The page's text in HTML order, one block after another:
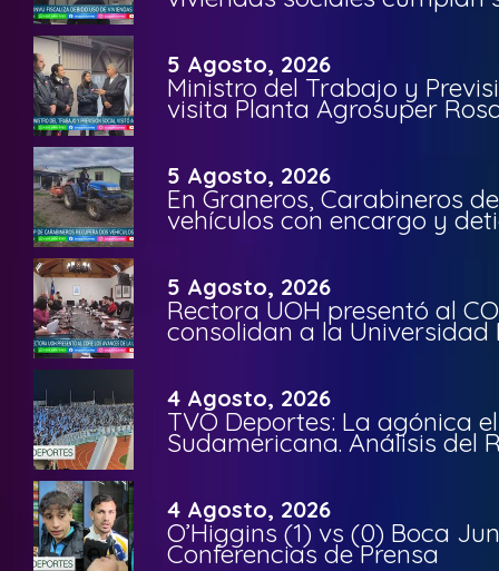
5 Agosto, 2026
Ministro del Trabajo y
visita Planta Agrosuper
5 Agosto, 2026
En Graneros, Carabineros
vehículos con encargo y
5 Agosto, 2026
Rectora UOH presentó al
consolidan a la Universidad
4 Agosto, 2026
TVO Deportes: La agónica
Sudamericana. Análisis del
4 Agosto, 2026
O’Higgins (1) vs (0) Boca
Conferencias de Prensa